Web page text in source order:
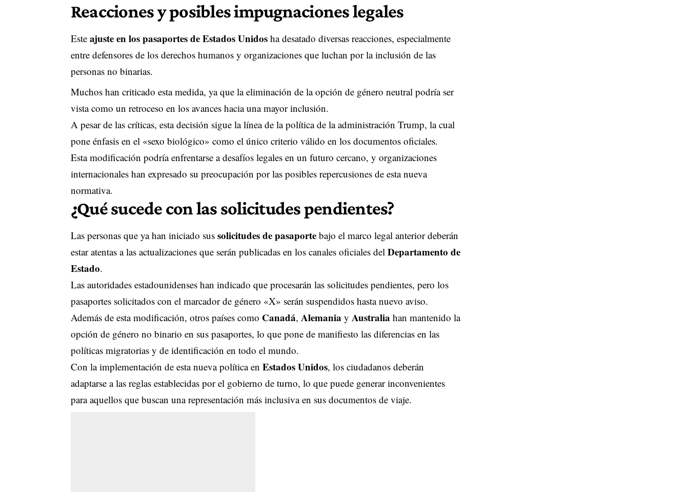
Reacciones y posibles impugnaciones legales
Este ajuste en los pasaportes de Estados Unidosha desatado diversas reacciones, especialmente
entre defensores de los derechos humanos y organizaciones que luchan por la inclusión de las
personas no binarias.
Muchos han criticado esta medida, ya que la eliminación de la opción de género neutral podría ser
vista como un retroceso en los avances hacia una mayor inclusión.
A pesar de las críticas, esta decisión sigue la línea de la política de la administración Trump, la cual
pone énfasis en el «sexo biológico» como el único criterio válido en los documentos oficiales.
Esta modificación podría enfrentarse a desafíos legales en un futuro cercano, y organizaciones
internacionales han expresado su preocupación por las posibles repercusiones de esta nueva
normativa.
¿Qué sucede con las solicitudes pendientes?
Las personas que ya han iniciado sus solicitudes de pasaportebajo el marco legal anterior deberán
estar atentas a las actualizaciones que serán publicadas en los canales oficiales del Departamento de
Estado.
Las autoridades estadounidenses han indicado que procesarán las solicitudes pendientes, pero los
pasaportes solicitados con el marcador de género «X» serán suspendidos hasta nuevo aviso.
Además de esta modificación, otros países como Canadá, Alemania y Australia han mantenido la
opción de género no binario en sus pasaportes, lo que pone de manifiesto las diferencias en las
políticas migratorias y de identificación en todo el mundo.
Con la implementación de esta nueva política en Estados Unidos, los ciudadanos deberán
adaptarse a las reglas establecidas por el gobierno de turno, lo que puede generar inconvenientes
para aquellos que buscan una representación más inclusiva en sus documentos de viaje.